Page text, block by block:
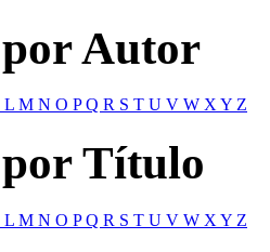
por Autor
L M N O PQ R S T U V W XY Z
por Título
L M N O PQ R S T U V W X Y Z